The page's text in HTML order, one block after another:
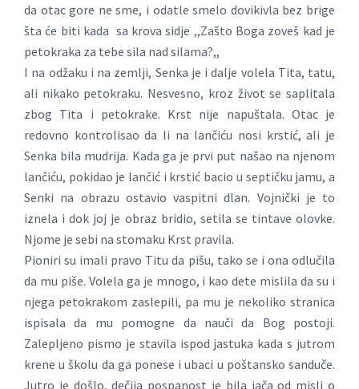
da otac gore ne sme, i odatle smelo dovikivla bez brige
šta će biti kada sa krova sidje ,,Zašto Boga zoveš kad je
petokraka za tebe sila nad silama?,,
I na odžaku i na zemlji, Senka je i dalje volela Tita, tatu,
ali nikako petokraku. Nesvesno, kroz život se saplitala
zbog Tita i petokrake. Krst nije napuštala. Otac je
redovno kontrolisao da li na lančiću nosi krstić, ali je
Senka bila mudrija. Kada ga je prvi put našao na njenom
lančiću, pokidao je lančić i krstić bacio u septičku jamu, a
Senki na obrazu ostavio vaspitni dlan. Vojnički je to
iznela i dok joj je obraz bridio, setila se tintave olovke.
Njome je sebi na stomaku Krst pravila.
Pioniri su imali pravo Titu da pišu, tako se i ona odlučila
da mu piše. Volela ga je mnogo, i kao dete mislila da su i
njega petokrakom zaslepili, pa mu je nekoliko stranica
ispisala da mu pomogne da nauči da Bog postoji.
Zalepljeno pismo je stavila ispod jastuka kada s jutrom
krene u školu da ga ponese i ubaci u poštansko sanduče.
Jutro je došlo, dečija pospanost je bila jača od misli o